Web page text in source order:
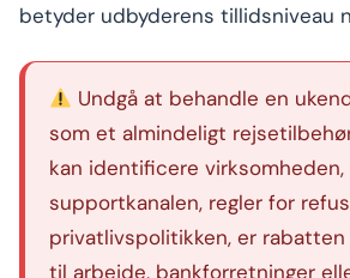
betyder udbyderens tillidsniveau
Undgå at behandle en
som et almindeligt
kan identificere virksomheden,
supportkanalen, regler for
privatlivspolitikken, er
til arbejde, bankforretninger